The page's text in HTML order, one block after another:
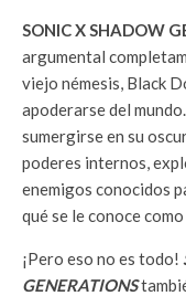
SONIC X SHADOW
argumental
viejo némesis, Black
apoderarse del
sumergirse en su
poderes internos,
enemigos conocidos
qué se le conoce
¡Pero eso no es todo!
GENERATIONS